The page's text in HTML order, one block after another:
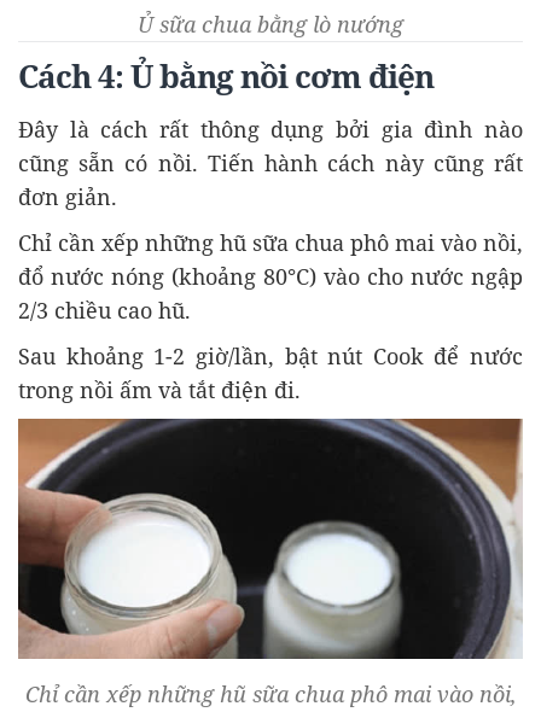
Ủ sữa chua bằng lò nướng
Cách 4: Ủ bằng nồi cơm điện
Đây là cách rất thông dụng bởi gia đình nào
cũng sẵn có nồi. Tiến hành cách này cũng rất
đơn giản.
Chỉ cần xếp những hũ sữa chua phô mai vào nồi,
đổ nước nóng (khoảng 80°C) vào cho nước ngập
2/3 chiều cao hũ.
Sau khoảng 1-2 giờ/lần, bật nút Cook để nước
trong nồi ấm và tắt điện đi.
Chỉ cần xếp những hũ sữa chua phô mai vào nồi,